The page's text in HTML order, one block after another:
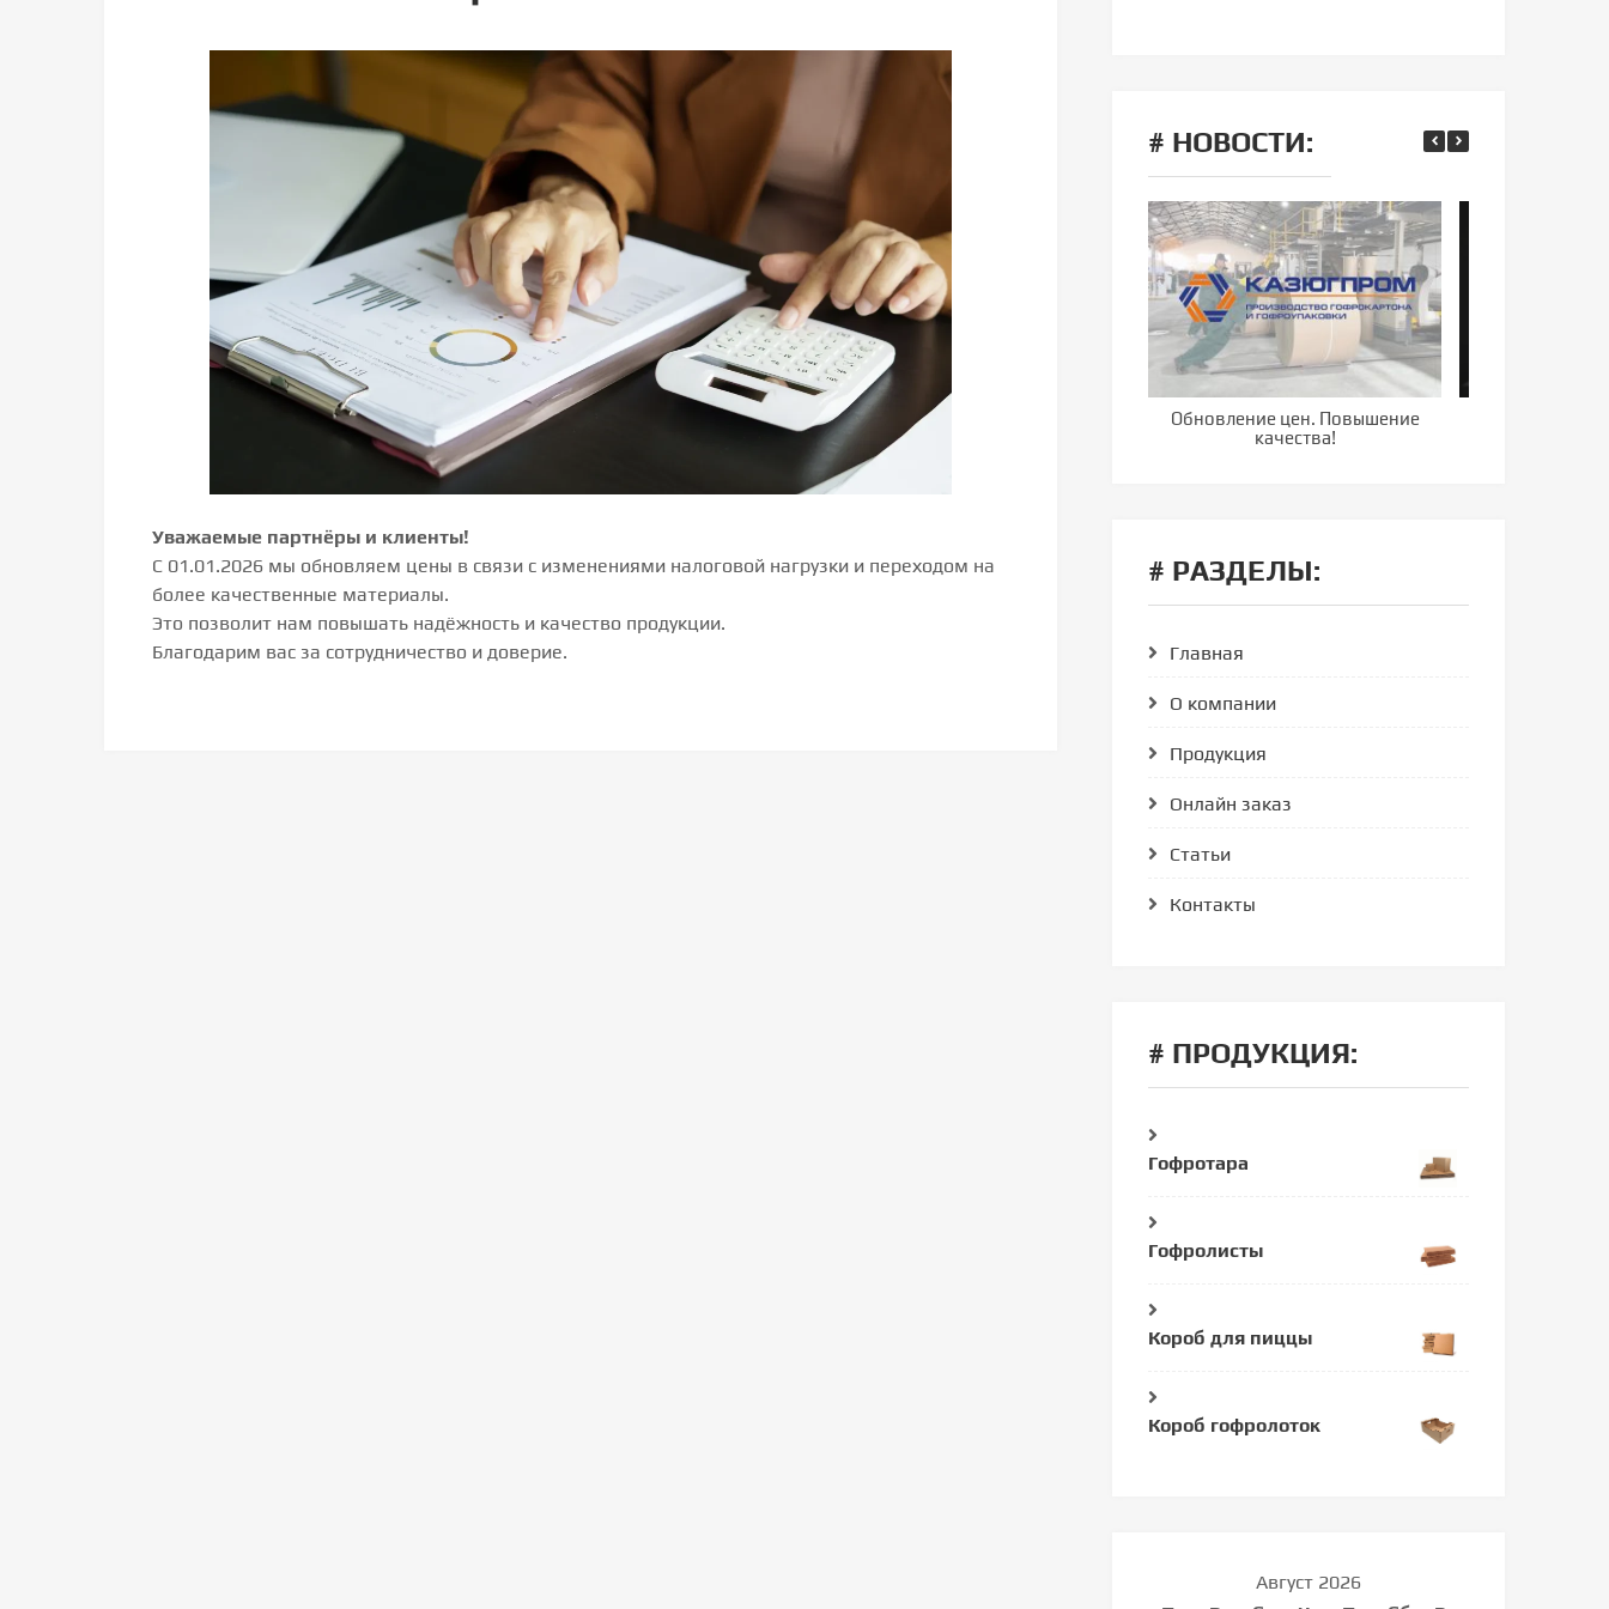
Уважаемые партнёры и клиенты!
С 01.01.2026 мы обновляем цены в связи с изменениями налоговой нагрузки и переходом на
более качественные материалы.
Это позволит нам повышать надёжность и качество продукции.
Благодарим вас за сотрудничество и доверие.
# НОВОСТИ:
Обновление цен. Повышение
качества!
# РАЗДЕЛЫ:
Главная
О компании
Продукция
Онлайн заказ
Статьи
Контакты
# ПРОДУКЦИЯ:
Гофротара
Гофролисты
Короб для пиццы
Короб гофролоток
Август 2026